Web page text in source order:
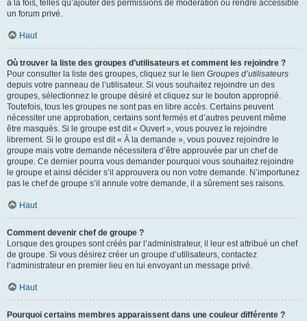
à la fois, telles qu’ajouter des permissions de modération ou rendre accessible
un forum privé.
Haut
Où trouver la liste des groupes d’utilisateurs et comment les rejoindre ?
Pour consulter la liste des groupes, cliquez sur le lien Groupes d’utilisateurs
depuis votre panneau de l’utilisateur. Si vous souhaitez rejoindre un des
groupes, sélectionnez le groupe désiré et cliquez sur le bouton approprié.
Toutefois, tous les groupes ne sont pas en libre accès. Certains peuvent
nécessiter une approbation, certains sont fermés et d’autres peuvent même
être masqués. Si le groupe est dit « Ouvert », vous pouvez le rejoindre
librement. Si le groupe est dit « À la demande », vous pouvez rejoindre le
groupe mais votre demande nécessitera d’être approuvée par un chef de
groupe. Ce dernier pourra vous demander pourquoi vous souhaitez rejoindre
le groupe et ainsi décider s’il approuvera ou non votre demande. N’importunez
pas le chef de groupe s’il annule votre demande, il a sûrement ses raisons.
Haut
Comment devenir chef de groupe ?
Lorsque des groupes sont créés par l’administrateur, il leur est attribué un chef
de groupe. Si vous désirez créer un groupe d’utilisateurs, contactez
l’administrateur en premier lieu en lui envoyant un message privé.
Haut
Pourquoi certains membres apparaissent dans une couleur différente ?